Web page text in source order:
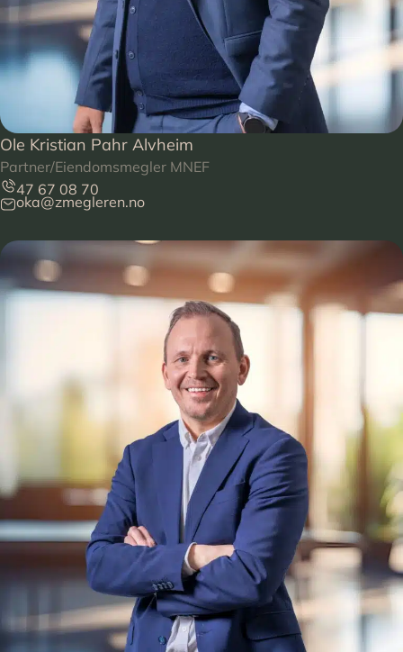
Ole Kristian Pahr Alvheim
Partner/Eiendomsmegler MNEF
47 67 08 70
oka@zmegleren.no